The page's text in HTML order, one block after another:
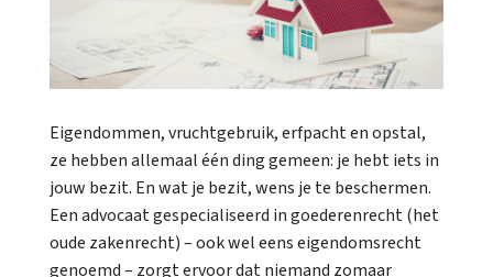
Eigendommen, vruchtgebruik, erfpacht en opstal,
ze hebben allemaal één ding gemeen: je hebt iets in
jouw bezit. En wat je bezit, wens je te beschermen.
Een advocaat gespecialiseerd in goederenrecht (het
oude zakenrecht) – ook wel eens eigendomsrecht
genoemd – zorgt ervoor dat niemand zomaar